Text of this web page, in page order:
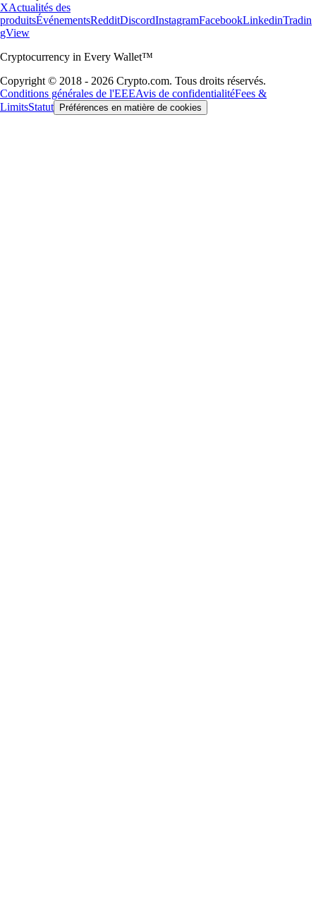
XActualités des
produitsÉvénementsRedditDiscordInstagramFacebookLinkedinTradin
gView
Cryptocurrency in Every Wallet™
Copyright © 2018 - 2026 Crypto.com. Tous droits réservés.
Conditions générales de l'EEEAvis de confidentialitéFees &
LimitsStatut Préférences en matière de cookies